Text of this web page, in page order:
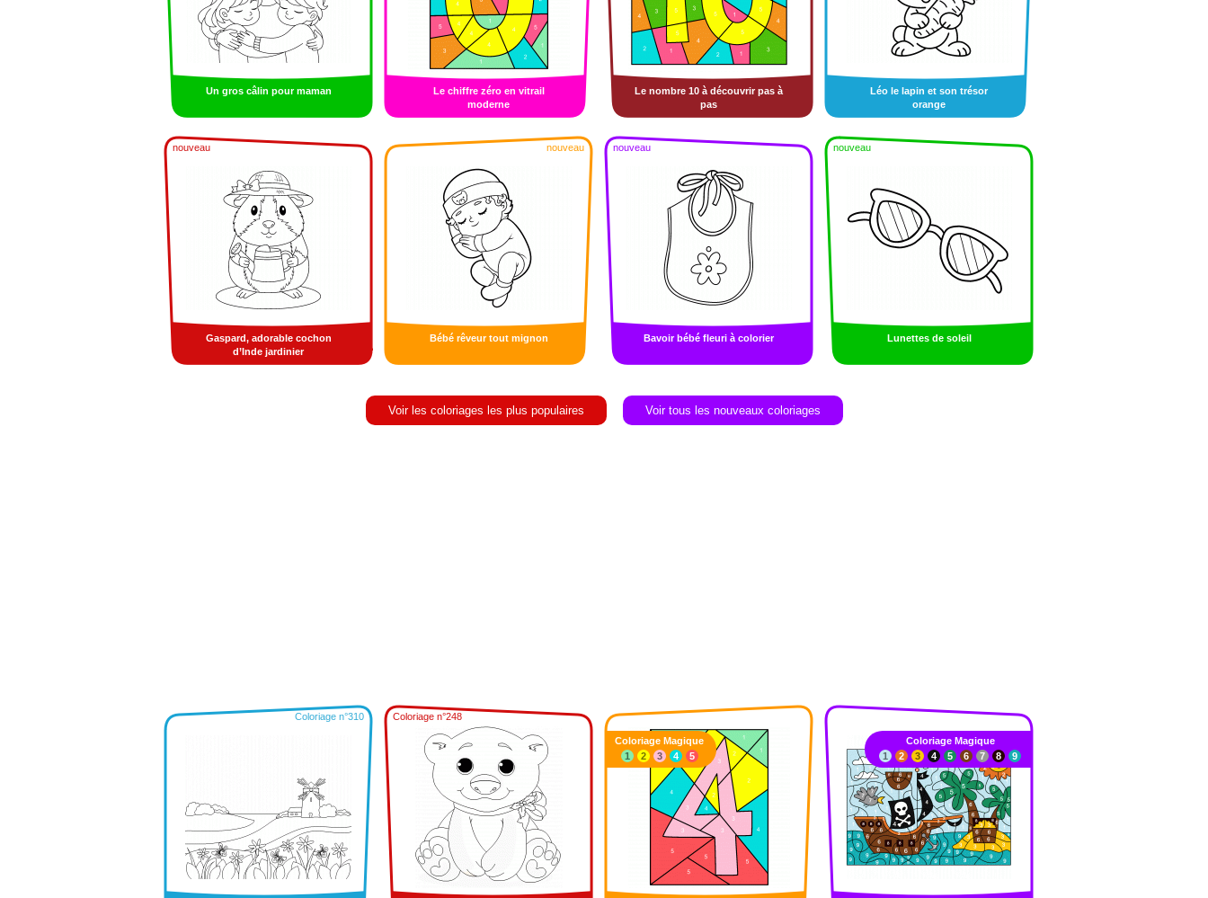
Un gros câlin pour maman
Le chiffre zéro en vitrail
moderne
Le nombre 10 à découvrir pas à
pas
Léo le lapin et son trésor
orange
nouveau
Gaspard, adorable cochon
d’Inde jardinier
nouveau
Bébé rêveur tout mignon
nouveau
Bavoir bébé fleuri à colorier
nouveau
Lunettes de soleil
Voir les coloriages les plus populaires Voir tous les nouveaux coloriages
Coloriage n°310 Coloriage n°248
Coloriage Magique
1
2 3 4 5
Coloriage Magique
1
2 3 4 5 6 7 8 9